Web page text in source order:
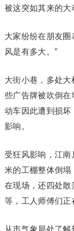
被这突如其来的大
大家纷纷在朋友圈
风是有多大。”
大街小巷，多处
些广告牌被吹倒
动车因此遭到损坏
影响。
受狂风影响，江
米的工棚整体倒塌
在现场，还四处散
等，工人师傅们正
从市气象局处了